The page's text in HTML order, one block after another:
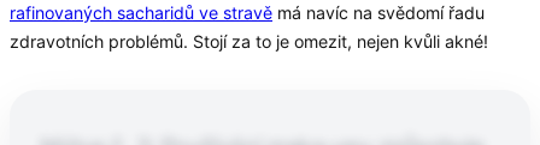
rafinovaných sacharidů ve stravě má navíc na svědomí řadu
zdravotních problémů. Stojí za to je omezit, nejen kvůli akné!